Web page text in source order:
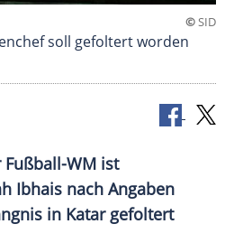
©SID
soll gefoltert worden
WM ist
Ibhais nach Angaben
in Katar gefoltert